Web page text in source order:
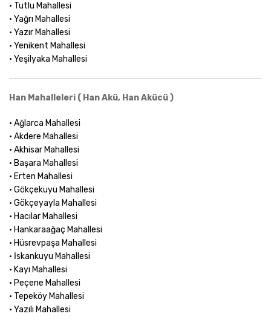
• Tutlu Mahallesi
• Yağrı Mahallesi
• Yazır Mahallesi
• Yenikent Mahallesi
• Yeşilyaka Mahallesi
Han Mahalleleri ( Han Akü, Han Akücü )
• Ağlarca Mahallesi
• Akdere Mahallesi
• Akhisar Mahallesi
• Başara Mahallesi
• Erten Mahallesi
• Gökçekuyu Mahallesi
• Gökçeyayla Mahallesi
• Hacılar Mahallesi
• Hankaraağaç Mahallesi
• Hüsrevpaşa Mahallesi
• İskankuyu Mahallesi
• Kayı Mahallesi
• Peçene Mahallesi
• Tepeköy Mahallesi
• Yazılı Mahallesi